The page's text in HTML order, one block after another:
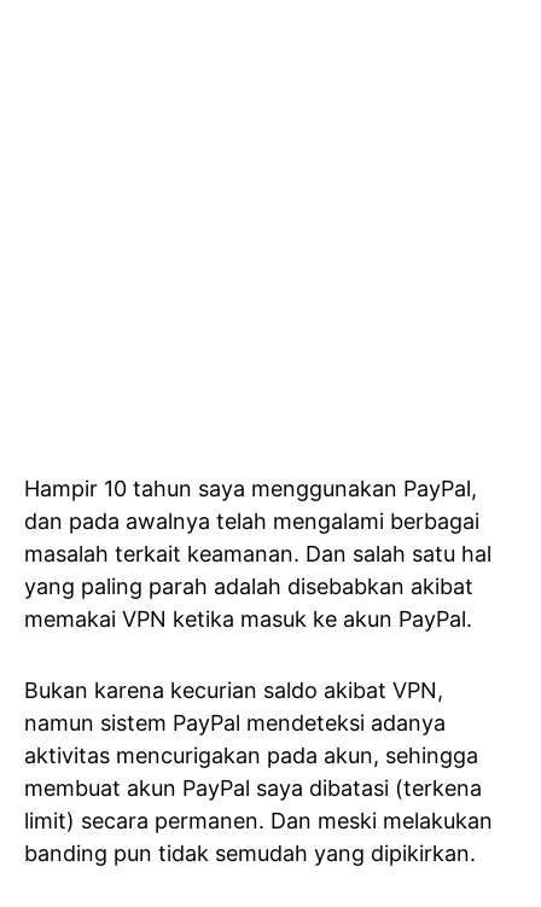
Hampir 10 tahun saya menggunakan PayPal,
dan pada awalnya telah mengalami berbagai
masalah terkait keamanan. Dan salah satu hal
yang paling parah adalah disebabkan akibat
memakai VPN ketika masuk ke akun PayPal.
Bukan karena kecurian saldo akibat VPN,
namun sistem PayPal mendeteksi adanya
aktivitas mencurigakan pada akun, sehingga
membuat akun PayPal saya dibatasi (terkena
limit) secara permanen. Dan meski melakukan
banding pun tidak semudah yang dipikirkan.